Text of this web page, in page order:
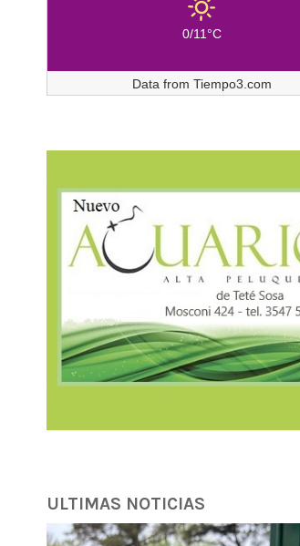
0/11°C
Data from Tiempo3.com
ULTIMAS NOTICIAS